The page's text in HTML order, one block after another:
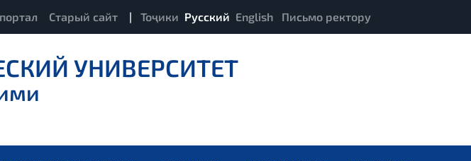
Старый сайт | Тоҷики Русский English Письмо ректору
УНИВЕРСИТЕТ